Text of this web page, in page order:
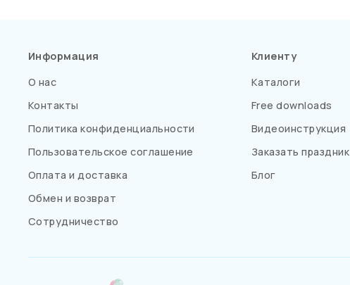
Информация
О нас
Контакты
Политика конфиденциальности
Пользовательское соглашение
Оплата и доставка
Обмен и возврат
Сотрудничество
Клиенту
Каталоги
Free downloads
Видеоинструкция
Заказать праздник
Блог